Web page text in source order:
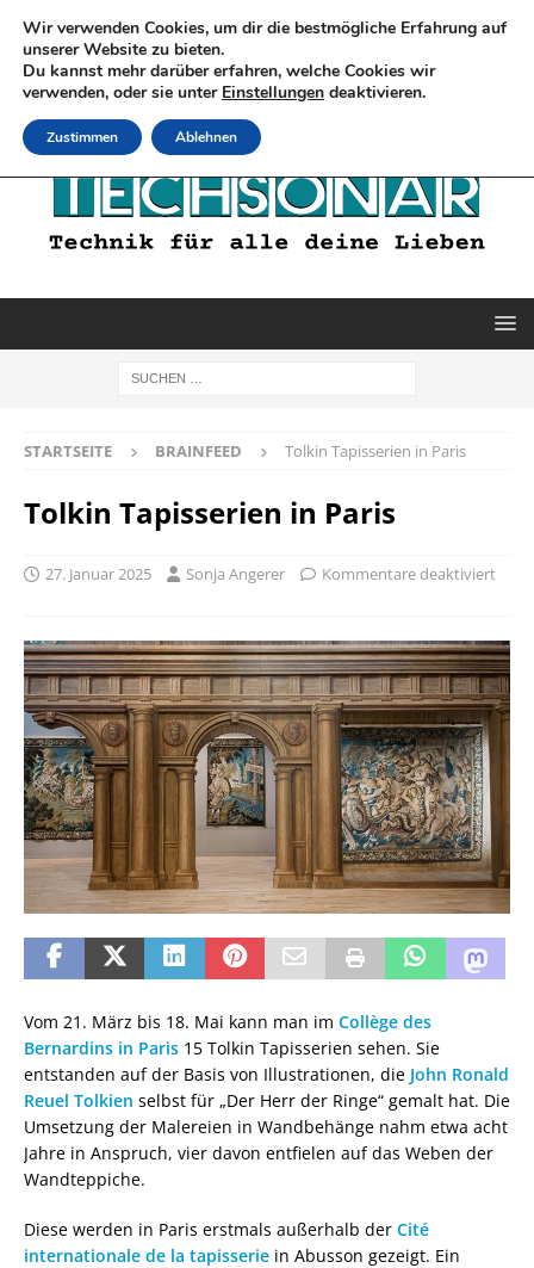
STARTSEITE BRAINFEED Tolkin Tapisserien in Paris
Tolkin Tapisserien in Paris
27. Januar 2025 Sonja Angerer Kommentare deaktiviert
Vom 21. März bis 18. Mai kann man im Collège des
Bernardins in Paris 15 Tolkin Tapisserien sehen. Sie
entstanden auf der Basis von Illustrationen, die John Ronald
Reuel Tolkien selbst für „Der Herr der Ringe“ gemalt hat. Die
Umsetzung der Malereien in Wandbehänge nahm etwa acht
Jahre in Anspruch, vier davon entfielen auf das Weben der
Wandteppiche.
Diese werden in Paris erstmals außerhalb der Cité
internationale de la tapisserie in Abusson gezeigt. Ein
Wir verwenden Cookies, um dir die bestmögliche Erfahrung auf
unserer Website zu bieten.
Du kannst mehr darüber erfahren, welche Cookies wir
verwenden, oder sie unter Einstellungen deaktivieren.
Zustimmen Ablehnen